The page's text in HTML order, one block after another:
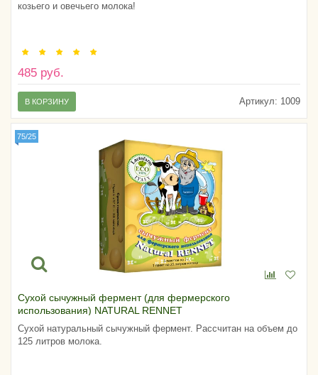
козьего и овечьего молока!
485 руб.
Артикул: 1009
В КОРЗИНУ
75/25
Сухой сычужный фермент (для фермерского
использования) NATURAL RENNET
Сухой натуральный сычужный фермент. Рассчитан на объем до
125 литров молока.